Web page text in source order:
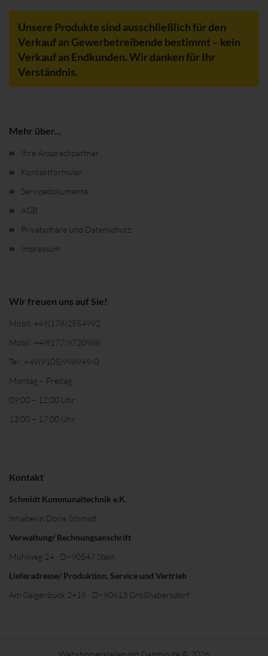
Unsere Produkte sind ausschließlich für den
Verkauf an Gewerbetreibende bestimmt – kein
Verkauf an Endkunden. Wir danken für Ihr
Verständnis.
Mehr über...
Ihre Ansprechpartner
Kontaktformular
Servicedokumente
AGB
Privatsphäre und Datenschutz
Impressum
Wir freuen uns auf Sie!
Mobil: +49(178)2554992
Mobil: +49(177)9720988
Tel.: +49(9105)998949-0
Montag – Freitag
09:00 – 12:00 Uhr
13:00 – 17:00 Uhr
Kontakt
Schmidt Kommunaltechnik e.K.
Inhaberin Doris Schmidt
Verwaltung/ Rechnungsanschrift
Mühlweg 24 · D–90547 Stein
Lieferadresse/ Produktion, Service und Vertrieb
Am Galgenbuck 2+18 · D–90613 Großhabersdorf
Webshop erstellen mit Gambio.de © 2026